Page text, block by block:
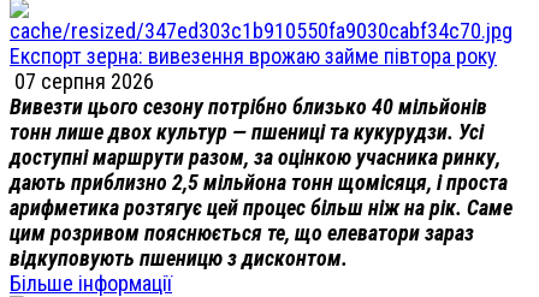
Експорт зерна: вивезення врожаю займе півтора року
07 серпня 2026
Вивезти цього сезону потрібно близько 40 мільйонів
тонн лише двох культур — пшениці та кукурудзи. Усі
доступні маршрути разом, за оцінкою учасника ринку,
дають приблизно 2,5 мільйона тонн щомісяця, і проста
арифметика розтягує цей процес більш ніж на рік. Саме
цим розривом пояснюється те, що елеватори зараз
відкуповують пшеницю з дисконтом.
Більше інформації